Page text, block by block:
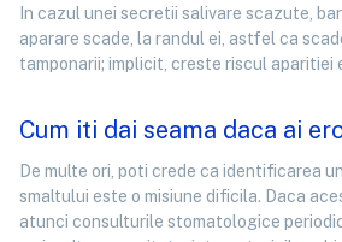
In cazul unei secretii salivare scazute,
aparare scade, la randul ei, astfel ca
tamponarii; implicit, creste riscul aparitiei
Cum iti dai seama daca ai
De multe ori, poti crede ca identificarea
smaltului este o misiune dificila. Daca
atunci consulturile stomatologice